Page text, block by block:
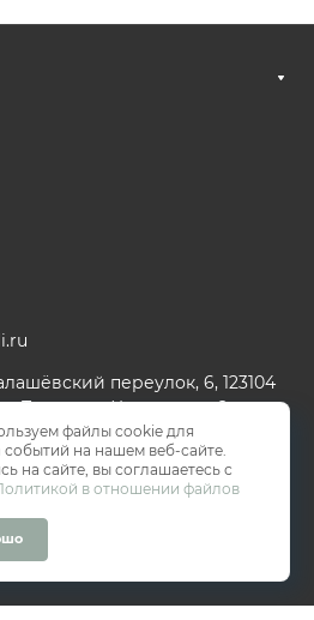
переулок, 6, 123104
Тверская, Чеховская - 2 мин
Санатории и Отели
файлы cookie для
событий на нашем веб-сайте.
на сайте, вы соглашаетесь с
в отношении файлов